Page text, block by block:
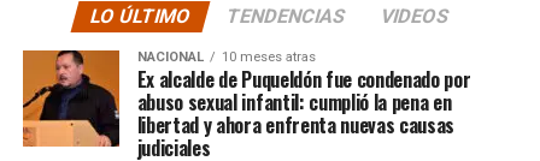
quienes lo han acompañado desde que compartió lo
ocurrido:
LO ÚLTIMO TENDENCIAS VIDEOS
NACIONAL 10 meses atras
Ex alcalde de Puqueldón fue condenado por
abuso sexual infantil: cumplió la pena en
libertad y ahora enfrenta nuevas causas
judiciales